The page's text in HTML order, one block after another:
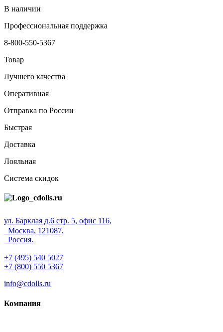
В наличии
Профессиональная поддержка
8-800-550-5367
Товар
Лучшего качества
Оперативная
Отправка по России
Быстрая
Доставка
Лояльная
Система скидок
ул. Барклая д.6 стр. 5, офис 116,
Москва, 121087,
Россия.
+7 (495) 540 5027
+7 (800) 550 5367
info@cdolls.ru
Компания